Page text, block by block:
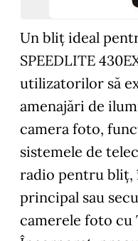
Un bliț ideal
SPEEDLITE
utilizatorilor să
amenajări de
camera foto,
sistemele de
radio pentru bliț,
principal sau
camerele foto cu